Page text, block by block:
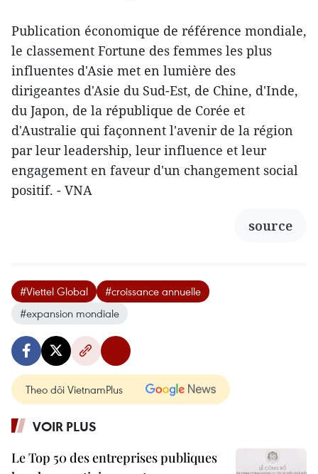
Publication économique de référence mondiale,
le classement Fortune des femmes les plus
influentes d'Asie met en lumière des
dirigeantes d'Asie du Sud-Est, de Chine, d'Inde,
du Japon, de la république de Corée et
d'Australie qui façonnent l'avenir de la région
par leur leadership, leur influence et leur
engagement en faveur d'un changement social
positif. - VNA
source
#Viettel Global
#croissance annuelle
#expansion mondiale
Theo dõi VietnamPlus
VOIR PLUS
Le Top 50 des entreprises publiques